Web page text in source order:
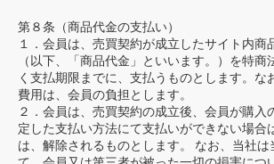
第８条（商品代金の支払い）
１．会員は、売買契約が成立したサイト内商
（以下、「商品代金」といいます。）を特商
く支払期限までに、支払うものとします。な
費用は、会員の負担とします。
２．会員は、売買契約の成立後、会員が購入
定した支払い方法にて支払いができない場合
は、解除されるものとします。 なお、当社は